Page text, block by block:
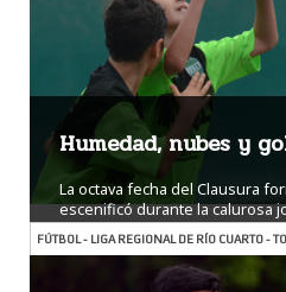
Humedad, nubes y
La octava fecha del Clausura
escenificó durante la calurosa
más
FÚTBOL - LIGA REGIONAL DE RÍO CUARTO -